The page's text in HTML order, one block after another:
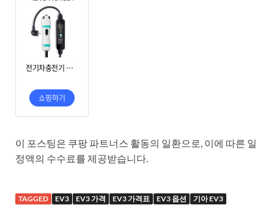
이 포스팅은 쿠팡 파트너스 활동의 일환으로, 이에 따른 일
정액의 수수료를 제공받습니다.
TAGGED EV3 EV3 가격 EV3 가격표 EV3 옵션
기아 EV3